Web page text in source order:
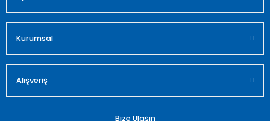
Kurumsal
Alışveriş
Bize Ulaşın